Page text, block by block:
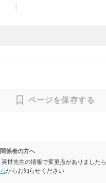
ページを保存する
係者の方へ
英世先生の情報で変更点がありましたら
からお知らせください